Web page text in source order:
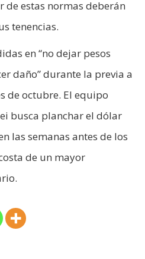
estas normas deberán
tenencias.
en “no dejar pesos
daño” durante la previa a
de octubre. El equipo
busca planchar el dólar
las semanas antes de los
de un mayor